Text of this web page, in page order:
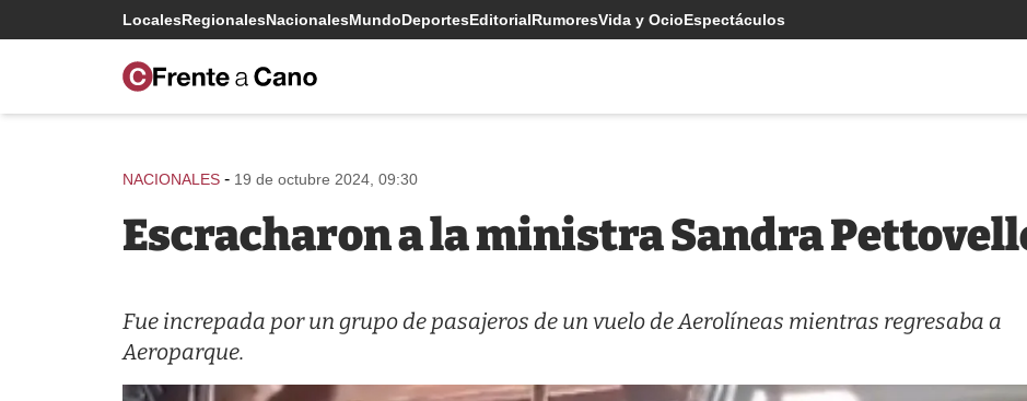
LocalesRegionalesNacionalesMundoDeportesEditorialRumoresVida y OcioEspectáculos
NACIONALES - 19 de octubre 2024, 09:30
Escracharon a la ministra Sandra
Fue increpada por un grupo de pasajeros de un vuelo de Aerolíneas mientras regresaba a
Aeroparque.